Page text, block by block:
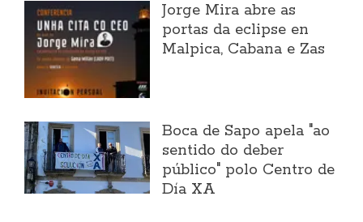
Jorge Mira abre as
portas da eclipse en
Malpica, Cabana e Zas
Boca de Sapo apela "ao
sentido do deber
público" polo Centro de
Día XA